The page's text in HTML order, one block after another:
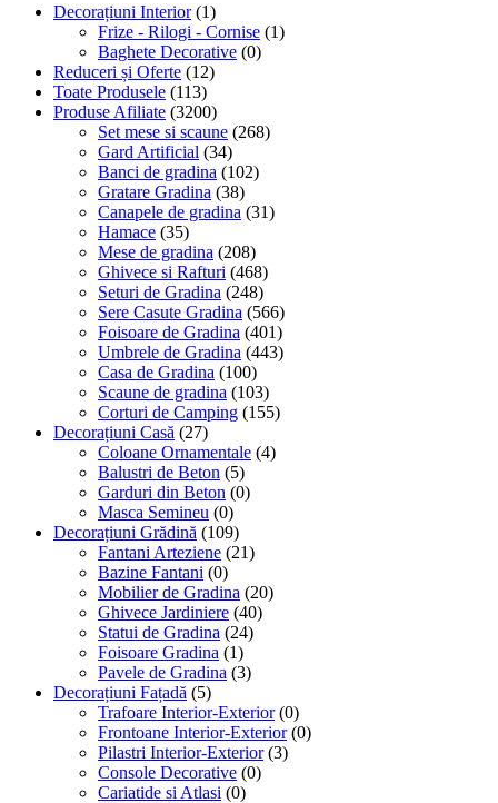
Decorațiuni Interior (1)
Frize - Rilogi - Cornise (1)
Baghete Decorative (0)
Reduceri și Oferte (12)
Toate Produsele (113)
Produse Afiliate (3200)
Set mese si scaune (268)
Gard Artificial (34)
Banci de gradina (102)
Gratare Gradina (38)
Canapele de gradina (31)
Hamace (35)
Mese de gradina (208)
Ghivece si Rafturi (468)
Seturi de Gradina (248)
Sere Casute Gradina (566)
Foisoare de Gradina (401)
Umbrele de Gradina (443)
Casa de Gradina (100)
Scaune de gradina (103)
Corturi de Camping (155)
Decorațiuni Casă (27)
Coloane Ornamentale (4)
Balustri de Beton (5)
Garduri din Beton (0)
Masca Semineu (0)
Decorațiuni Grădină (109)
Fantani Arteziene (21)
Bazine Fantani (0)
Mobilier de Gradina (20)
Ghivece Jardiniere (40)
Statui de Gradina (24)
Foisoare Gradina (1)
Pavele de Gradina (3)
Decorațiuni Fațadă (5)
Trafoare Interior-Exterior (0)
Frontoane Interior-Exterior (0)
Pilastri Interior-Exterior (3)
Console Decorative (0)
Cariatide si Atlasi (0)